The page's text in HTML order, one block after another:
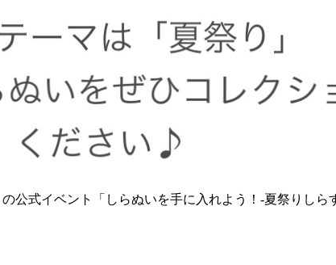
公式イベント「しらぬいを手に入れよう！-夏祭りしら